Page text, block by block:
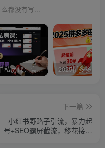
都没有写...
淘高客单私房课：高客单成交的3个核心基础，1个实操法宝
下一篇
小红书野路子引流，暴力起
号+SEO霸屏截流，移花接木